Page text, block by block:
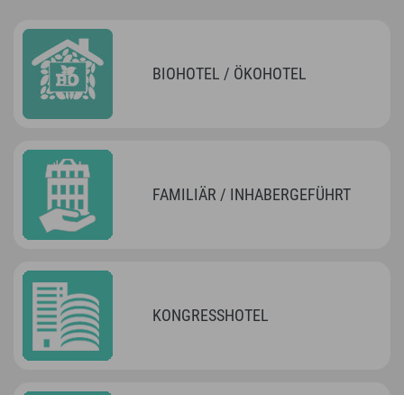
BIOHOTEL / ÖKOHOTEL
FAMILIÄR / INHABERGEFÜHRT
KONGRESSHOTEL